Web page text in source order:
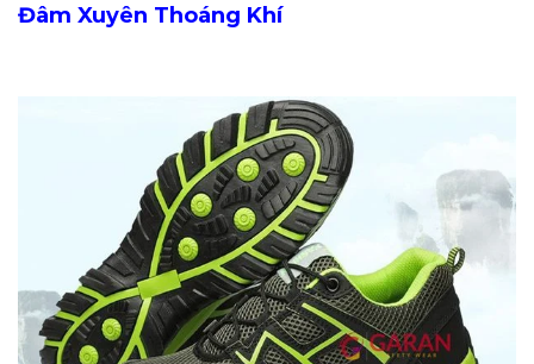
Đâm Xuyên Thoáng Khí